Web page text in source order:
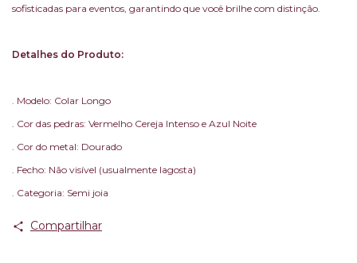
sofisticadas para eventos, garantindo que você brilhe com distinção.
Detalhes do Produto:
. Modelo: Colar Longo
. Cor das pedras: Vermelho Cereja Intenso e Azul Noite
. Cor do metal: Dourado
. Fecho: Não visível (usualmente lagosta)
. Categoria: Semi joia
Compartilhar